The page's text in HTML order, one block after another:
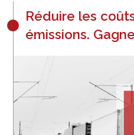
Réduire les
émissions.